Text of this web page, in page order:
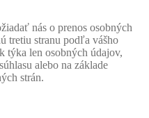
nás o prenos osobných
tretiu stranu podľa vášho
týka len osobných údajov,
alebo na základe
strán.